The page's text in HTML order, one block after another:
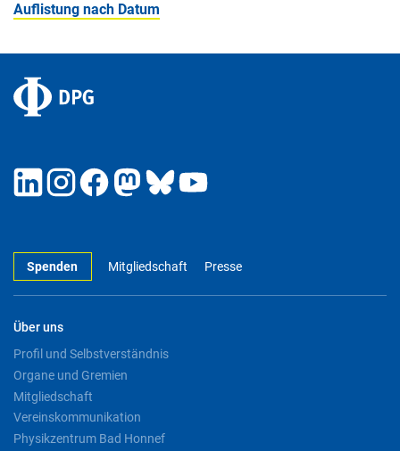
Auflistung nach Datum
Spenden Mitgliedschaft Presse
Über uns
Profil und Selbstverständnis
Organe und Gremien
Mitgliedschaft
Vereinskommunikation
Physikzentrum Bad Honnef